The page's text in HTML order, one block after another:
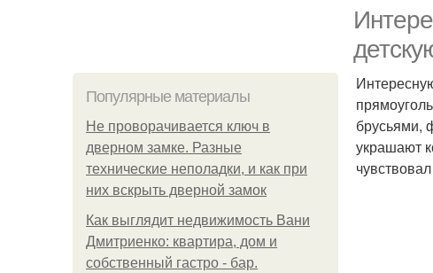
Популярные материалы
Не проворачивается ключ в
дверном замке. Разные
технические неполадки, и как при
них вскрыть дверной замок
Как выглядит недвижимость Вани
Дмитриенко: квартира, дом и
собственный гастро - бар.
брусьями,
украшают